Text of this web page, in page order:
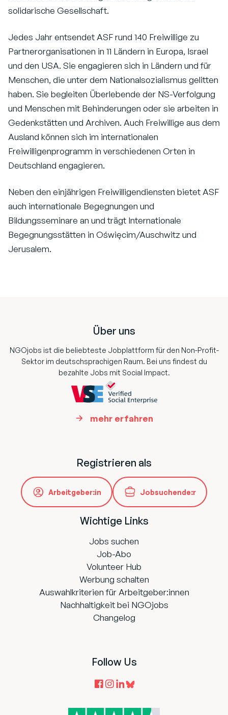
solidarische Gesellschaft.
Jedes Jahr entsendet ASF rund 140 Freiwillige zu
Partnerorganisationen in 11 Ländern in Europa, Israel
und den USA. Sie engagieren sich in Ländern und für
Menschen, die unter dem Nationalsozialismus gelitten
haben. Sie begleiten Überlebende der NS-Verfolgung
und Menschen mit Behinderungen oder sie arbeiten in
Gedenkstätten und Archiven. Auch Freiwillige aus dem
Ausland können sich im internationalen
Freiwilligenprogramm in verschiedenen Orten in
Deutschland engagieren.
Neben den einjährigen Freiwilligendiensten bietet ASF
auch internationale Begegnungen und
Bildungsseminare an und trägt Internationale
Begegnungsstätten in Oświęcim/Auschwitz und
Jerusalem.
Über uns
NGOjobs ist die beliebteste Jobplattform für den Non-Profit-
Sektor im deutschsprachigen Raum. Bei uns findest du
bezahlte Jobs mit Social Impact.
mehr erfahren
Registrieren als
Arbeitgeber:in Jobsuchende:r
Wichtige Links
Jobs suchen
Job-Abo
Volunteer Hub
Werbung schalten
Auswahlkriterien für Arbeitgeber:innen
Nachhaltigkeit bei NGOjobs
Changelog
Follow Us